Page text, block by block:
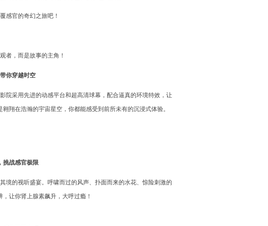
感官的奇幻之旅吧！
者，而是故事的主角！
你穿越时空
院采用先进的动感平台和超高清球幕，配合逼真的环境特效，让
翔在浩瀚的宇宙星空，你都能感受到前所未有的沉浸式体验。
挑战感官极限
境的视听盛宴。呼啸而过的风声、扑面而来的水花、惊险刺激的
让你肾上腺素飙升，大呼过瘾！